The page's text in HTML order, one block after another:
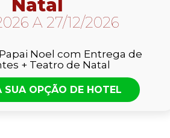
Natal
A 27/12/2026
Noel com Entrega de
+ Teatro de Natal
SUA OPÇÃO DE HOTEL